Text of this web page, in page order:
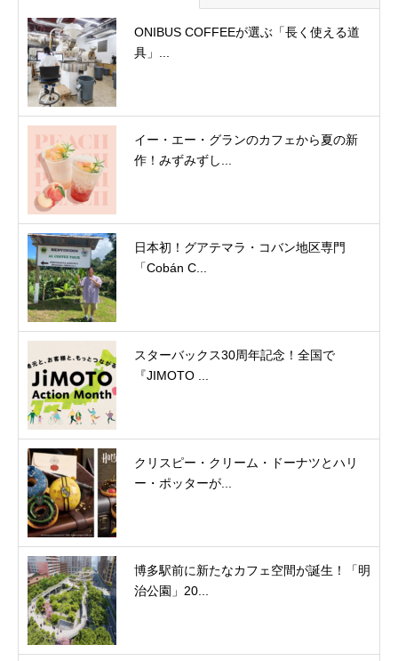
ONIBUS COFFEEが選ぶ「長く使える道
具」...
イー・エー・グランのカフェから夏の新
作！みずみずし...
日本初！グアテマラ・コバン地区専門
「Cobán C...
スターバックス30周年記念！全国で
『JIMOTO ...
クリスピー・クリーム・ドーナツとハリ
ー・ポッターが...
博多駅前に新たなカフェ空間が誕生！「明
治公園」20...